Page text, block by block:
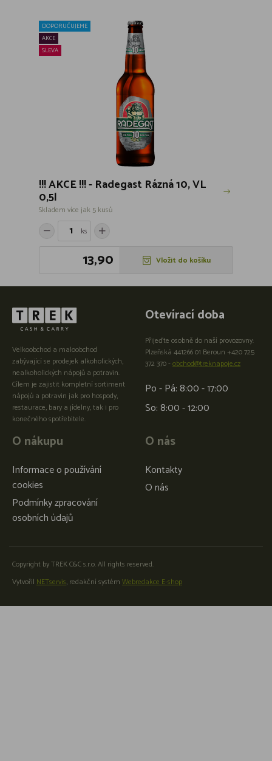
DOPORUČUJEME
AKCE
SLEVA
!!! AKCE !!! - Radegast Rázná 10, VL
0,5l
Skladem více jak 5 kusů
ks
13,90 Vložit do košíku
Velkoobchod a maloobchod
zabývající se prodejek alkoholických,
nealkoholických nápojů a potravin.
Cílem je zajistit kompletní sortiment
nápojů a potravin jak pro hospody,
restaurace, bary a jídelny, tak i pro
konečného spotřebitele.
O nákupu
Informace o používání
cookies
Podmínky zpracování
osobních údajů
O nás
Kontakty
O nás
Otevírací doba
Přijeďte osobně do naší provozovny:
Plzeňská 441266 01 Beroun +420 725
372 370 -obchod@treknapoje.cz
Po - Pá: 8:00 - 17:00
So: 8:00 - 12:00
Copyright by TREK C&C s.r.o. All rights reserved.
Vytvořil NETservis, redakční systém Webredakce E-shop